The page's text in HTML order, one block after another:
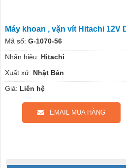
Máy khoan , vặn vít Hitachi 12V
Mã số: G-1070-56
Nhãn hiệu: Hitachi
Xuất xứ: Nhật Bản
Giá: Liên hệ
EMAIL MUA HÀNG